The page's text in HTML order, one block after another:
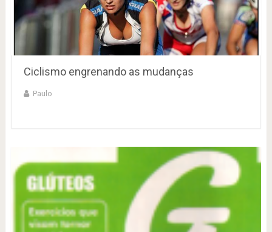
Ciclismo engrenando as mudanças
Paulo